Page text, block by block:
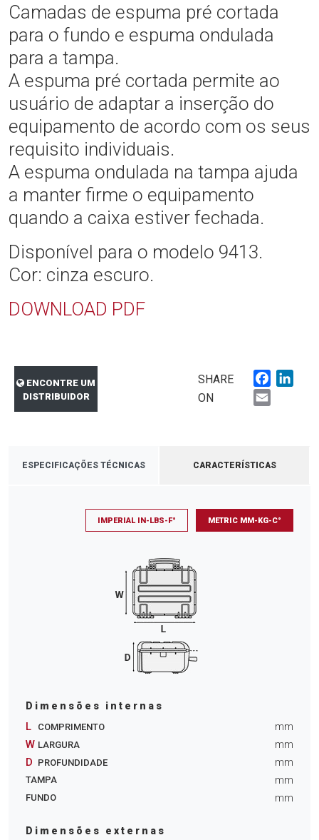
Camadas de espuma pré cortada
para o fundo e espuma ondulada
para a tampa.
A espuma pré cortada permite ao
usuário de adaptar a inserção do
equipamento de acordo com os seus
requisito individuais.
A espuma ondulada na tampa ajuda
a manter firme o equipamento
quando a caixa estiver fechada.
Disponível para o modelo 9413.
Cor: cinza escuro.
DOWNLOAD PDF
ENCONTRE UM
DISTRIBUIDOR
SHARE
ON
ESPECIFICAÇÕES TÉCNICAS CARACTERÍSTICAS
IMPERIAL IN-LBS-F° METRIC MM-KG-C°
Dimensões internas
L COMPRIMENTO
mm
W LARGURA
mm
D PROFUNDIDADE mm
TAMPA mm
FUNDO mm
Dimensões externas